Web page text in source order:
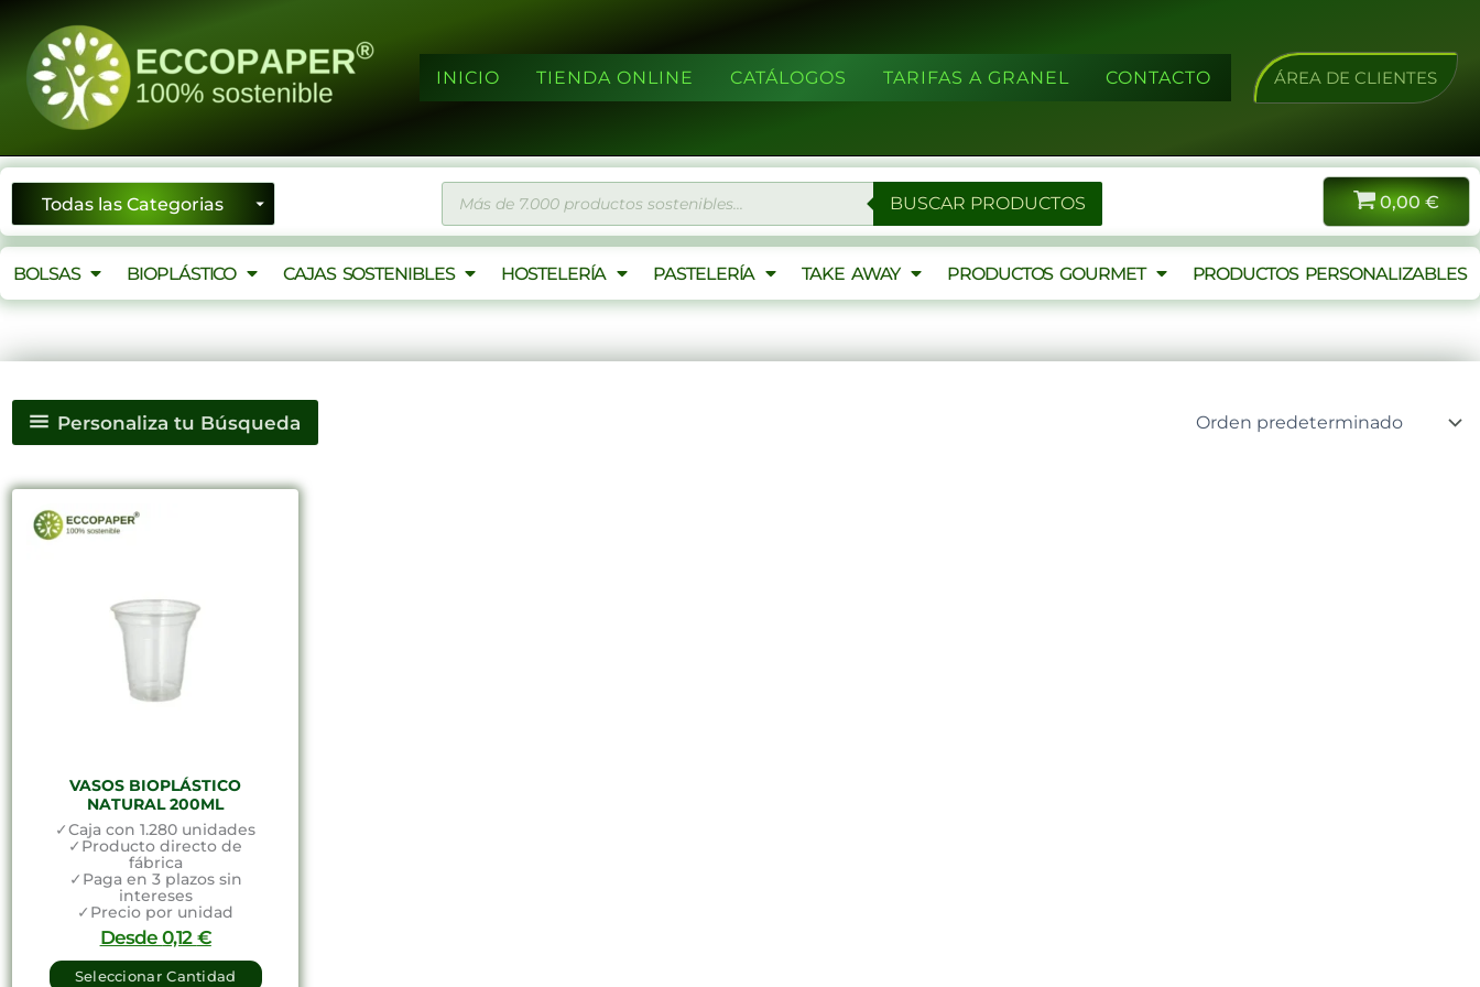
contenido
INICIO TIENDA ONLINE CATÁLOGOS TARIFAS A GRANEL CONTACTO ÁREA DE CLIENTES
de
productos
BUSCAR PRODUCTOS 0,00 €
BOLSAS BIOPLÁSTICO CAJAS SOSTENIBLES HOSTELERÍA PASTELERÍA TAKE AWAY PRODUCTOS GOURMET PRODUCTOS PERSONALIZABLES
Personaliza tu Búsqueda
VASOS BIOPLÁSTICO
NATURAL 200ML
✓Caja con 1.280 unidades
✓Producto directo de
fábrica
✓Paga en 3 plazos sin
intereses
✓Precio por unidad
Desde0,12 €
Seleccionar Cantidad